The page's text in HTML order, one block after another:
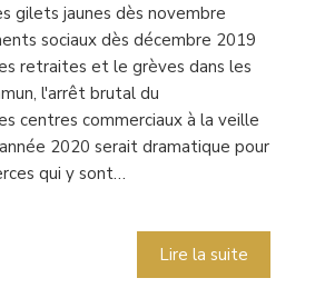
gilets jaunes dès novembre
sociaux dès décembre 2019
retraites et le grèves dans les
l'arrêt brutal du
centres commerciaux à la veille
2020 serait dramatique pour
qui y sont…
Lire la suite